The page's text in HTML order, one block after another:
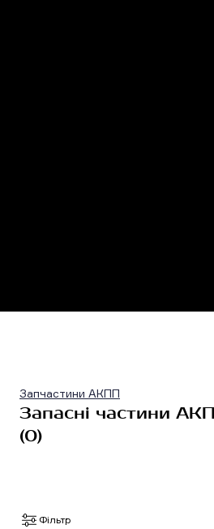
Запчастини АКПП
Запасні частини
(0)
Фільтр